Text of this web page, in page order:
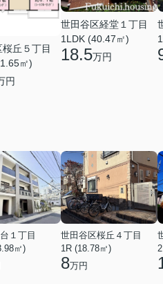
丘５丁目
㎡)
円
世田谷区経堂１丁目
1LDK (40.47㎡)
18.5万円
１丁目
㎡)
世田谷区桜丘４丁目
1R (18.78㎡)
8万円